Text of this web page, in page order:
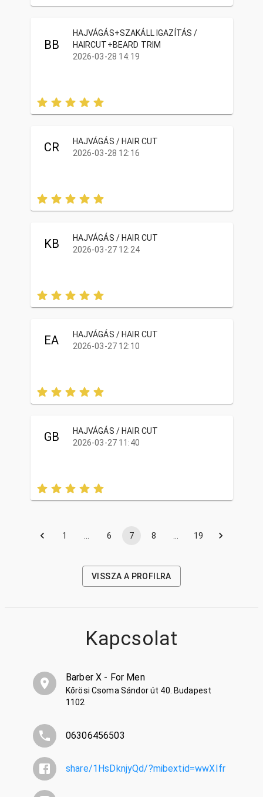
BB
HAJVÁGÁS+SZAKÁLL IGAZÍTÁS /
HAIRCUT+BEARD TRIM
2026-03-28 14:19
CR
HAJVÁGÁS / HAIR CUT
2026-03-28 12:16
KB
HAJVÁGÁS / HAIR CUT
2026-03-27 12:24
EA
HAJVÁGÁS / HAIR CUT
2026-03-27 12:10
GB
HAJVÁGÁS / HAIR CUT
2026-03-27 11:40
1 … 6 7 8 … 19
VISSZA A PROFILRA
Kapcsolat
Barber X - For Men
Kőrösi Csoma Sándor út 40. Budapest
1102
06306456503
share/1HsDknjyQd/?mibextid=wwXIfr